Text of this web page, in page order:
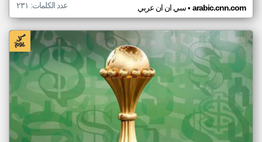
سي ان ان عربي• arabic.cnn.com عدد الكلمات: ٢٣١